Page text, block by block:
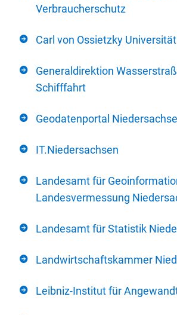
Verbraucherschutz
Carl von Ossietzky
Generaldirektion
Schifffahrt
Geodatenportal
IT.Niedersachsen
Landesamt für
Landesvermessung
Landesamt für Statistik
Landwirtschaftskammer
Leibniz-Institut für